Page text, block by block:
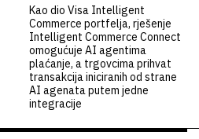
Kao dio Visa Intelligent
Commerce portfelja, rješenje
Intelligent Commerce Connect
omogućuje AI agentima
plaćanje, a trgovcima prihvat
transakcija iniciranih od strane
AI agenata putem jedne
integracije